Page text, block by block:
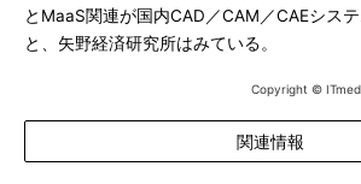
とMaaS関連が国内CAD／CAM／CAEシス
と、矢野経済研究所はみている。
Copyright ©
関連情報